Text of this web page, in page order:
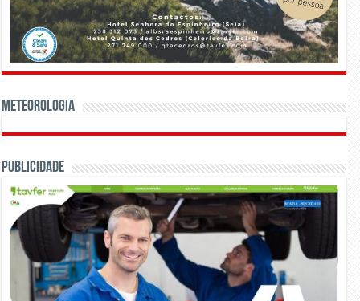
Meteorologia
Publicidade